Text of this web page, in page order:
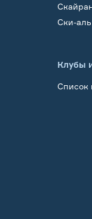
Ски-
Клубы
Список